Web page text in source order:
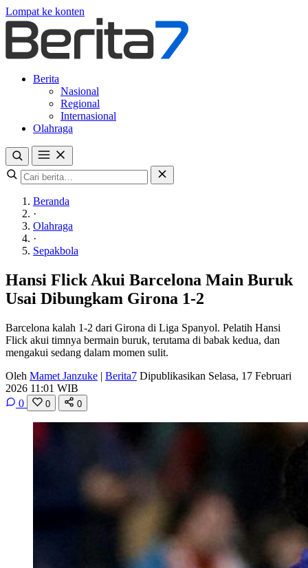
Lompat ke konten
Berita
Nasional
Regional
Internasional
Olahraga
Beranda
·
Olahraga
·
Sepakbola
Hansi Flick Akui Barcelona Main Buruk
Usai Dibungkam Girona 1-2
Barcelona kalah 1-2 dari Girona di Liga Spanyol. Pelatih Hansi
Flick akui timnya bermain buruk, terutama di babak kedua, dan
mengakui sedang dalam momen sulit.
Oleh Mamet Janzuke | Berita7 Dipublikasikan Selasa, 17 Februari
2026 11:01 WIB
0
0 0